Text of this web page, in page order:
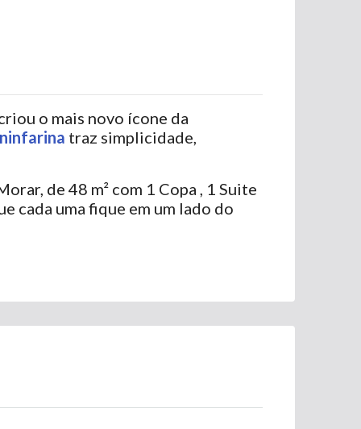
o mais novo ícone da
traz simplicidade,
de 48 m² com 1 Copa , 1 Suite
cada uma fique em um lado do